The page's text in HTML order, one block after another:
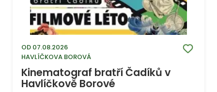
OD 07.08.2026
HAVLÍČKOVA BOROVÁ
Kinematograf bratří Čadíků v
Havlíčkově Borové